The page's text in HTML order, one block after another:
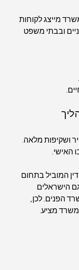
מייצג לקוחות
ובבתי משפט
ושקיפות מלאה.
האישי.
המוביל בתחום
הישראלים
הפנים. לכן,
מציע.